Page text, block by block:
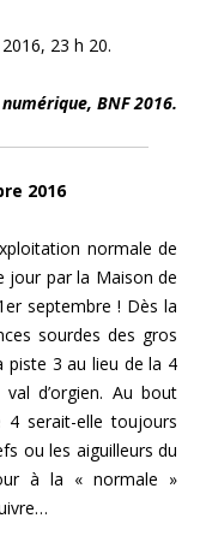
23 h 20.
BNF 2016.
2016
normale de
jour par la Maison de
septembre ! Dès la
sourdes des gros
piste 3 au lieu de la 4
d’orgien. Au bout
4 serait-elle toujours
ou les aiguilleurs du
à la « normale »